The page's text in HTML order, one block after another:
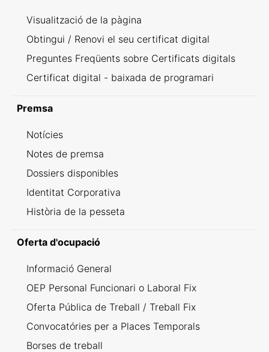
Visualització de la pàgina
Obtingui / Renovi el seu certificat digital
Preguntes Freqüents sobre Certificats digitals
Certificat digital - baixada de programari
Premsa
Notícies
Notes de premsa
Dossiers disponibles
Identitat Corporativa
Història de la pesseta
Oferta d'ocupació
Informació General
OEP Personal Funcionari o Laboral Fix
Oferta Pública de Treball / Treball Fix
Convocatóries per a Places Temporals
Borses de treball